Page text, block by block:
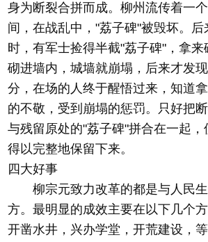
身为断裂合拼而成。柳州流传着一
间，在战乱中，"荔子碑"被毁坏。
时，有军士捡得半截"荔子碑"，拿来
砌进墙内，城墙就崩塌，后来才发
分，在场的人终于醒悟过来，知道
的不敬，受到崩塌的惩罚。只好把
与残留原处的"荔子碑"拼合在一起
得以完整地保留下来。
四大好事
柳宗元致力改革的都是与人民生
方。最明显的成效主要在以下几个
开凿水井，兴办学堂，开荒建设，等